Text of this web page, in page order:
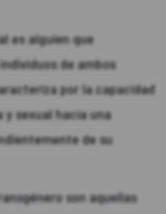
es alguien que
de ambos
por la capacidad
sexual hacia una
de su
son aquellas